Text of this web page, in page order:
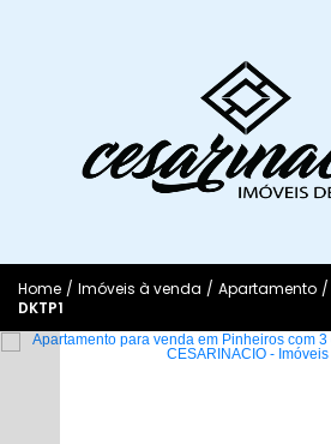
Home / Imóveis à venda / Apartamento /
DKTP1